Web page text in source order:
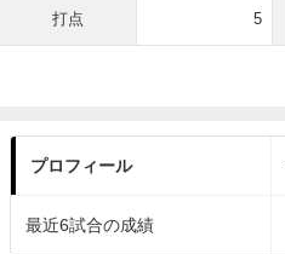
打点 5
プロフィール
最近6試合の成績